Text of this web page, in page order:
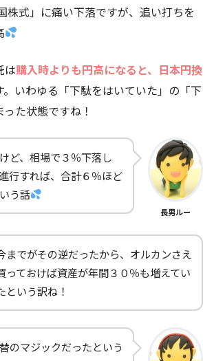
株式」に痛い下落ですが、追い打ちを
は購入時よりも円高になると、日本円換
。いわゆる「下駄をはいていた」の「下
た状態ですね！
ど、相場で３％下落し
行すれば、合計６％ほど
う話
長男ルー
までがその逆だったから、オルカンさえ
っておけば資産が年間３０％も増えてい
という訳ね！
のマジックだったという